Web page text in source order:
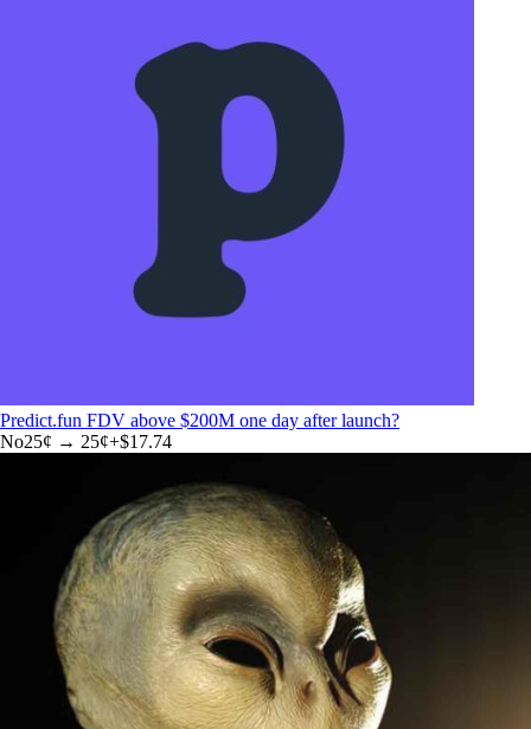
Predict.fun FDV above $200M one day after launch?
No25¢ → 25¢+$17.74